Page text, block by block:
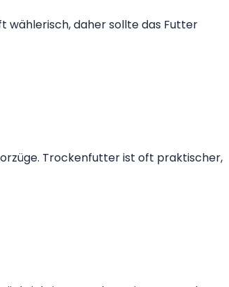
wählerisch, daher sollte das Futter
Trockenfutter ist oft praktischer,